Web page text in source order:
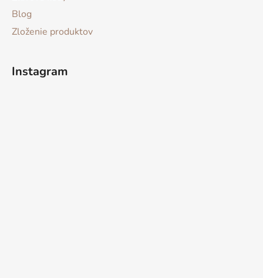
Blog
Zloženie produktov
Instagram